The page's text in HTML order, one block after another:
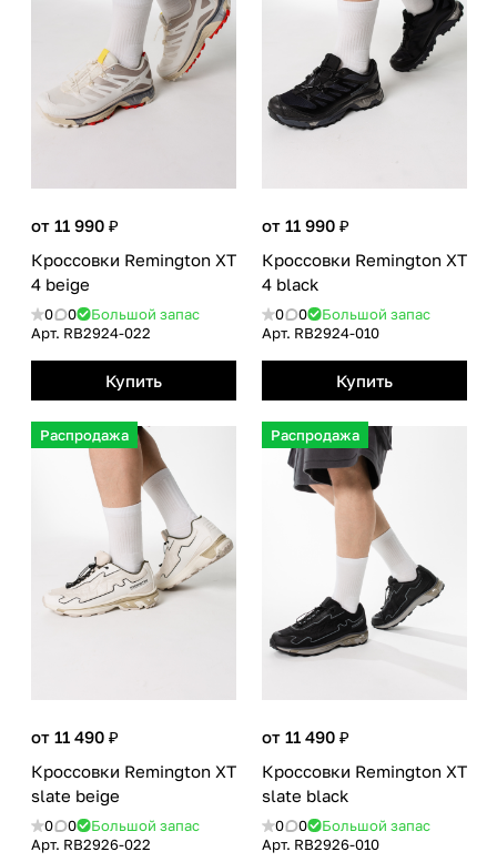
от 11 990 ₽
Кроссовки Remington XT
4 beige
0 0
Большой запас
Арт. RB2924-022
Купить
от 11 990 ₽
Кроссовки Remington XT
4 black
0 0
Большой запас
Арт. RB2924-010
Купить
Распродажа
от 11 490 ₽
Кроссовки Remington XT
slate beige
0 0
Большой запас
Арт. RB2926-022
Распродажа
от 11 490 ₽
Кроссовки Remington XT
slate black
0 0
Большой запас
Арт. RB2926-010